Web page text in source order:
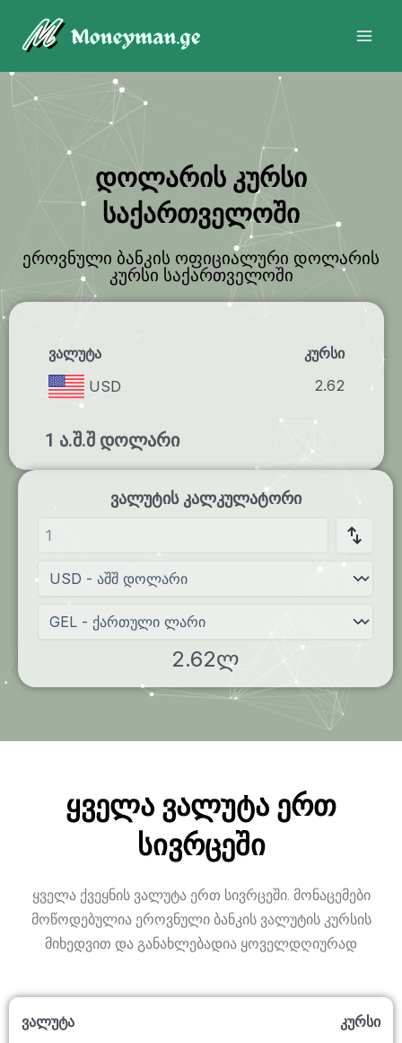
დოლარის კურსი
საქართველოში
ეროვნული ბანკის ოფიციალური დოლარის
კურსი საქართველოში
ვალუტა
კურსი
USD
2.62
1 ა.შ.შ დოლარი
ვალუტის კალკულატორი
2.62ლ
ყველა ვალუტა ერთ
სივრცეში
ყველა ქვეყნის ვალუტა ერთ სივრცეში. მონაცემები
მოწოდებულია ეროვნული ბანკის ვალუტის კურსის
მიხედვით და განახლებადია ყოველდღიურად
ვალუტა
კურსი